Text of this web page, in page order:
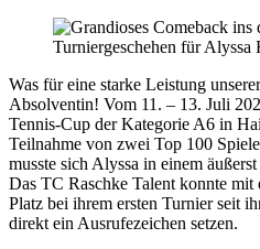
Was für eine starke Leistung
Absolventin! Vom 11. – 13. Juli
Tennis-Cup der Kategorie A6 in
Teilnahme von zwei Top 100
musste sich Alyssa in einem
Das TC Raschke Talent konnte mit
Platz bei ihrem ersten Turnier seit
direkt ein Ausrufezeichen setzen.